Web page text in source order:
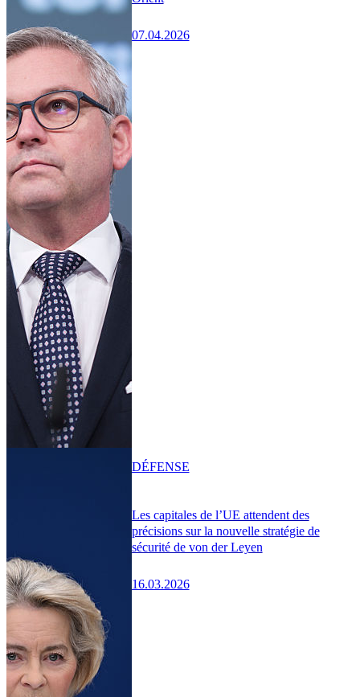
07.04.2026
Les capitales de l’UE attendent des
précisions sur la nouvelle stratégie de
sécurité de von der Leyen
16.03.2026
DÉFENSE